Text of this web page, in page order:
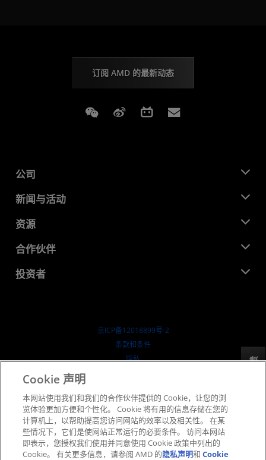
订阅 AMD 的最新动态
Weixin Weibo Bilibili
公司
关于 AMD
企业责任
就业机会
联系我们
新闻与活动
新闻中心
媒体库
资源
开发中心
成功案例
合作伙伴
AMD 合作伙伴中心
投资者
京ICP备12018899号-2
​条款和条件
隐私
公开公平竞争
英国税收策略
Cookie 政策
Cookie 设置
反馈
Cookie 声明
本网站使用我们和我们的合作伙伴提供的 Cookie，让您的浏
览体验更加方便和个性化。 Cookie 将有用的信息存储在您的
计算机上，以帮助提高您访问网站的效率以及相关性。 在某
些情况下，它们是使网站正常运行的必要条件。 访问本网站
即表示，您授权我们使用并同意使用 Cookie 政策中列出的
Cookie。 有关更多信息，请参阅 AMD 的隐私声明和Cookie